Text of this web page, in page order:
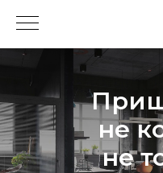
не
не